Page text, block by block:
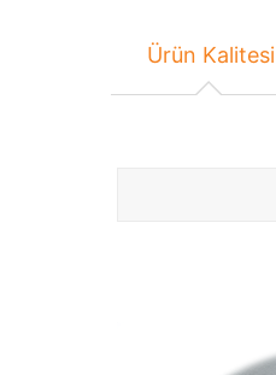
Ürün Kalitesi